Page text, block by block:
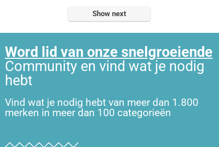
Show next
Word lid van onze snelgroeiende
Community en vind wat je nodig
hebt
Vind wat je nodig hebt van meer dan 1.800
merken in meer dan 100 categorieën